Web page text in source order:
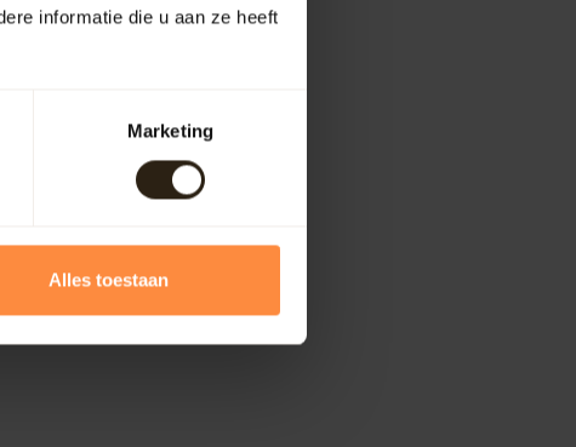
informatie die u aan ze heeft
Marketing
Alles toestaan